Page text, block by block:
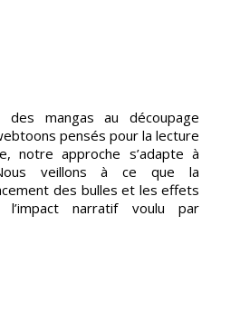
mangas au découpage
pensés pour la lecture
notre approche s’adapte à
veillons à ce que la
des bulles et les effets
l’impact narratif voulu par